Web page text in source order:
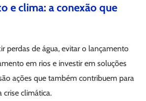
e clima: a conexão que
perdas de água, evitar o lançamento
em rios e investir em soluções
ações que também contribuem para
crise climática.